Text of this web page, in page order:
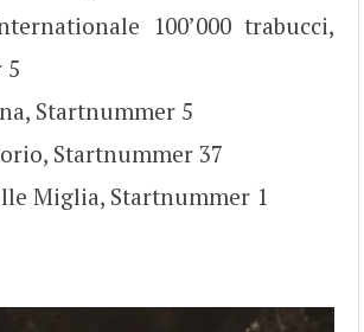
100’000 trabucci,
5
Startnummer 5
Startnummer 37
Miglia, Startnummer 1